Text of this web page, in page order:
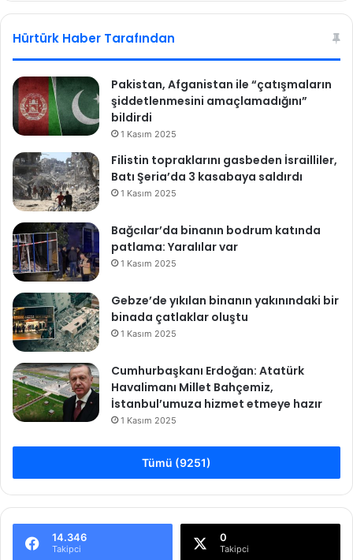
sit bo
Hürtürk Haber Tarafından
Pakistan, Afganistan ile “çatışmaların
şiddetlenmesini amaçlamadığını”
bildirdi
1 Kasım 2025
Filistin topraklarını gasbeden İsrailliler,
Batı Şeria’da 3 kasabaya saldırdı
1 Kasım 2025
Bağcılar’da binanın bodrum katında
patlama: Yaralılar var
1 Kasım 2025
Gebze’de yıkılan binanın yakınındaki bir
binada çatlaklar oluştu
1 Kasım 2025
Cumhurbaşkanı Erdoğan: Atatürk
Havalimanı Millet Bahçemiz,
İstanbul’umuza hizmet etmeye hazır
1 Kasım 2025
Tümü (9251)
14.346
Takipci
0
Takipci